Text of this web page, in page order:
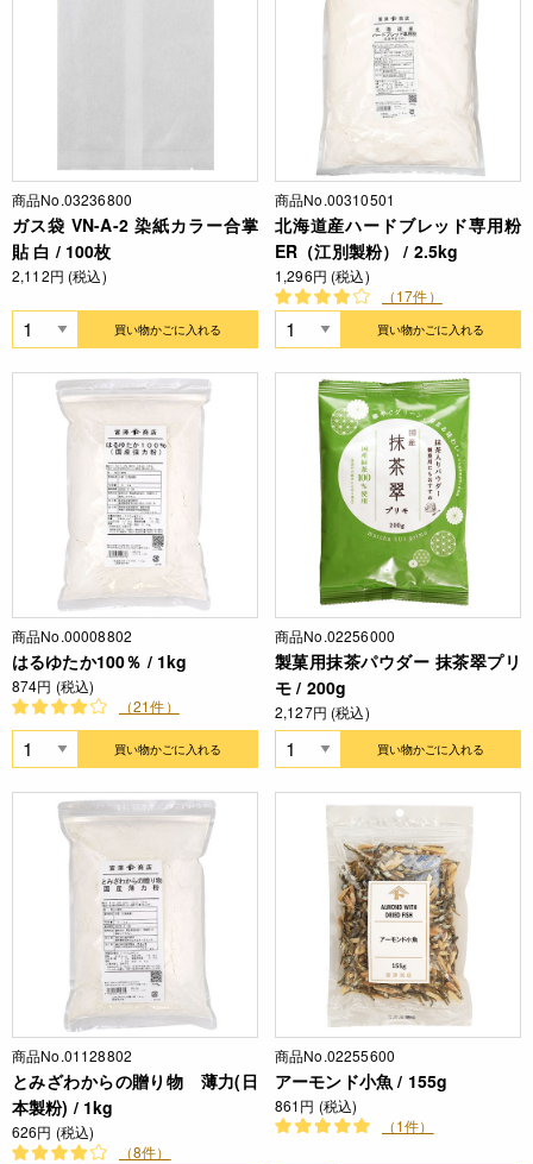
商品No.03236800
ガス袋 VN-A-2 染紙カラー合掌
貼 白 / 100枚
2,112円 (税込)
買い物かごに入れる
商品No.00310501
北海道産ハードブレッド専用粉
ER（江別製粉） / 2.5kg
1,296円 (税込)
（17件）
買い物かごに入れる
商品No.00008802
はるゆたか100％ / 1kg
874円 (税込)
（21件）
買い物かごに入れる
商品No.02256000
製菓用抹茶パウダー 抹茶翠プリ
モ / 200g
2,127円 (税込)
買い物かごに入れる
商品No.01128802
とみざわからの贈り物 薄力(日
本製粉) / 1kg
626円 (税込)
（8件）
商品No.02255600
アーモンド小魚 / 155g
861円 (税込)
（1件）